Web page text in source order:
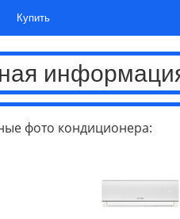
Купить
фото кондиционера: